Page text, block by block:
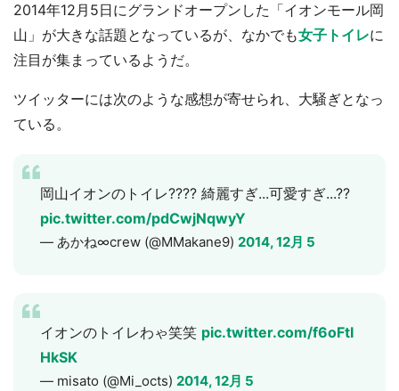
2014年12月5日にグランドオープンした「イオンモール岡
山」が大きな話題となっているが、なかでも女子トイレに
注目が集まっているようだ。
ツイッターには次のような感想が寄せられ、大騒ぎとなっ
ている。
岡山イオンのトイレ???? 綺麗すぎ...可愛すぎ...??
pic.twitter.com/pdCwjNqwyY
— あかね∞crew (@MMakane9) 2014, 12月 5
イオンのトイレわゃ笑笑 pic.twitter.com/f6oFtI
HkSK
— misato (@Mi_octs) 2014, 12月 5